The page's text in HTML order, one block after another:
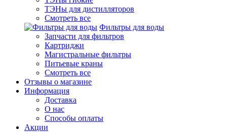
ТЭНы для дистилляторов
Смотреть все
Фильтры для воды
Запчасти для фильтров
Картриджи
Магистральные фильтры
Питьевые краны
Смотреть все
Отзывы о магазине
Информация
Доставка
О нас
Способы оплаты
Акции